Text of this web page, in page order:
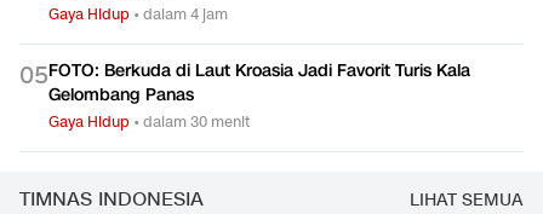
Gaya Hidup •dalam 4 jam
05FOTO: Berkuda di Laut Kroasia Jadi Favorit Turis Kala
Gelombang Panas
Gaya Hidup •dalam 30 menit
TIMNAS INDONESIA LIHAT SEMUA